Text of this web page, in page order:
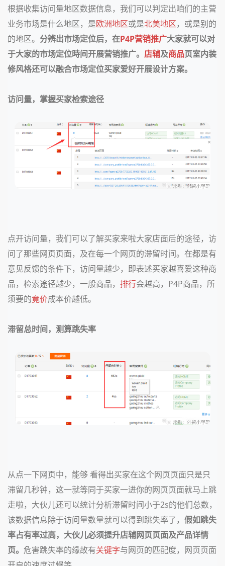
根据收集访问量地区数据信息，我们可以判定出咱们的主营
业务市场是什么地区，是欧洲地区或是北美地区，或是别的
的地区。 分辨出市场定位后，在P4P营销推广大家就可以对
于大家的市场定位時间开展营销推广。 店辅及商品页室内装
修风格还可以融合市场定位买家爱好开展设计方案。
访问量，掌握买家检索途径
点开访问量，我们可以了解买家来啦大家店面后的途径，访
问了那些网页页面，及在每一个网页的滞留时间。在都是有
意见反馈的条件下，访问量越少，即表述买家越喜爱这种商
品，检索途径越少，一般商品， 排行会越高，P4P商品，所
须要的竟价成本价越低。
滞留总时间，测算跳失率
从点一下网页中，能够 看得出买家在这个网页页面只是只
滞留几秒钟，这一就等同于买家一进你的网页页面就马上跳
走啦，大伙儿还可以统计分析滞留时间小于2s的他们总数，
该数据信息除于访问量数量就可以得到跳失率了， 假如跳失
率占有率过高，大伙儿必须提升店辅网页页面及产品详情
页。 危害跳失率的缘故有关键字与网页的匹配度，网页页面